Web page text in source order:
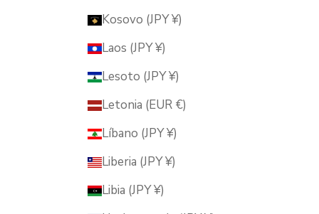
Kosovo (JPY ¥)
Laos (JPY ¥)
Lesoto (JPY ¥)
Letonia (EUR €)
Líbano (JPY ¥)
Liberia (JPY ¥)
Libia (JPY ¥)